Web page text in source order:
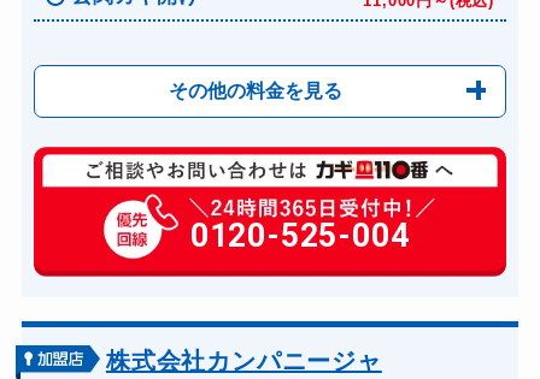
その他の料金を見る
玄関カギ修理 6,600円～(税込)
玄関カギ作成 14,300円～(税込)
玄関カギ交換 14,300円～(税込)
バイクカギ開け 13,200円～(税込)
0120-525-004
株式会社カンパニージャ